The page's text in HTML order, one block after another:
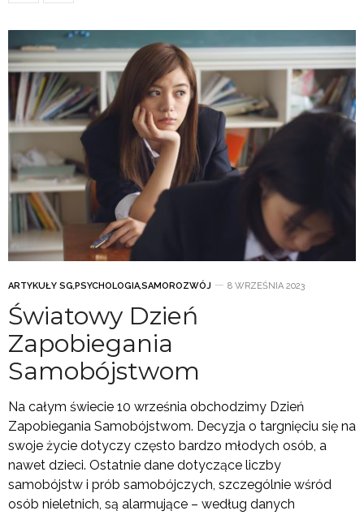
ARTYKUŁY SG,PSYCHOLOGIA,SAMOROZWÓJ 8 WRZEŚNIA 2023
Światowy Dzień
Zapobiegania
Samobójstwom
Na całym świecie 10 września obchodzimy Dzień
Zapobiegania Samobójstwom. Decyzja o targnięciu się na
swoje życie dotyczy często bardzo młodych osób, a
nawet dzieci. Ostatnie dane dotyczące liczby
samobójstw i prób samobójczych, szczególnie wśród
osób nieletnich, są alarmujące – według danych